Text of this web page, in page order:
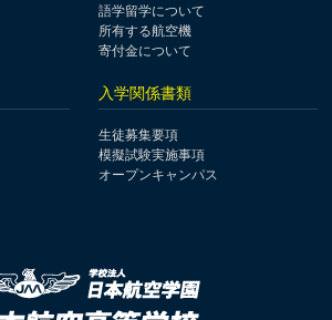
語学留学について
所有する航空機
寄付金について
入学関係書類
生徒募集要項
模擬試験実施事項
オープンキャンパス